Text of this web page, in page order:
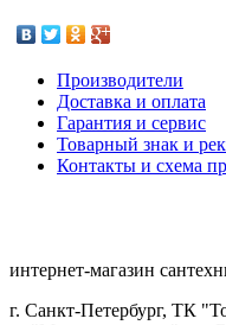
Производители
Доставка и оплата
Гарантия и сервис
Товарный знак и
Контакты и схема
интернет-магазин
г. Санкт-Петербург, ТК